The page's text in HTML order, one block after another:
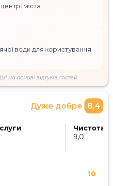
міста.
води для користування
на основі відгуків гостей
Дуже добре 8,4
Чистота
9,0
10